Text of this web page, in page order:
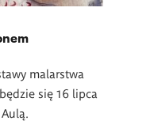
malarstwa
się 16 lipca